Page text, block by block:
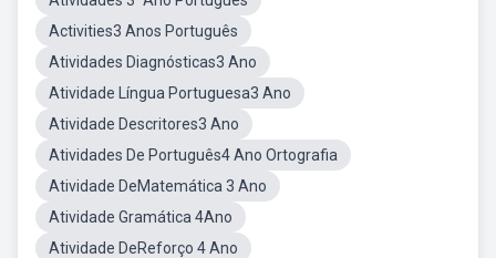
Activities3 Anos Português
Atividades Diagnósticas3 Ano
Atividade Língua Portuguesa3 Ano
Atividade Descritores3 Ano
Atividades De Português4 Ano Ortografia
Atividade DeMatemática 3 Ano
Atividade Gramática 4Ano
Atividade DeReforço 4 Ano